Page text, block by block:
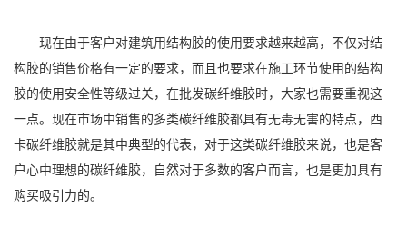
现在由于客户对建筑用结构胶的使用要求越来越高，不仅对结
构胶的销售价格有一定的要求，而且也要求在施工环节使用的结构
胶的使用安全性等级过关，在批发碳纤维胶时，大家也需要重视这
一点。现在市场中销售的多类碳纤维胶都具有无毒无害的特点，西
卡碳纤维胶就是其中典型的代表，对于这类碳纤维胶来说，也是客
户心中理想的碳纤维胶，自然对于多数的客户而言，也是更加具有
购买吸引力的。